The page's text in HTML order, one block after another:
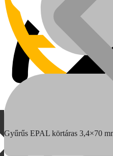
Gyűrűs EPAL körtáras 3,4×70